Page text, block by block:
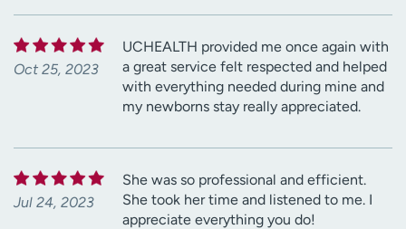
Oct 25, 2023
UCHEALTH provided me once again with
a great service felt respected and helped
with everything needed during mine and
my newborns stay really appreciated.
Jul 24, 2023
She was so professional and efficient.
She took her time and listened to me. I
appreciate everything you do!